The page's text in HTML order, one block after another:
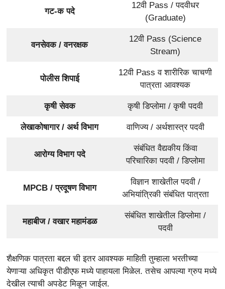
गट-क पदे
12वी Pass / पदवीधर
(Graduate)
वनसेवक / वनरक्षक
12वी Pass (Science
Stream)
पोलीस शिपाई
12वी Pass व शारीरिक चाचणी
पात्रता आवश्यक
कृषी सेवक कृषी डिप्लोमा / कृषी पदवी
लेखाकोषागार / अर्थ विभाग वाणिज्य / अर्थशास्त्र पदवी
आरोग्य विभाग पदे
संबंधित वैद्यकीय किंवा
परिचारिका पदवी / डिप्लोमा
MPCB / प्रदूषण विभाग
विज्ञान शाखेतील पदवी /
अभियांत्रिकी संबंधित पात्रता
महाबीज / वखार महामंडळ
संबंधित शाखेतील डिप्लोमा /
पदवी
शैक्षणिक पात्रता बद्दल ची इतर आवश्यक माहिती तुम्हाला भरतीच्या
येणाऱ्या अधिकृत पीडीएफ मध्ये पाहायला मिळेल. तसेच आपल्या ग्रुप मध्ये
देखील त्याची अपडेट मिळून जाईल.